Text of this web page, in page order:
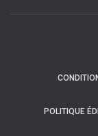
POLITIQUE